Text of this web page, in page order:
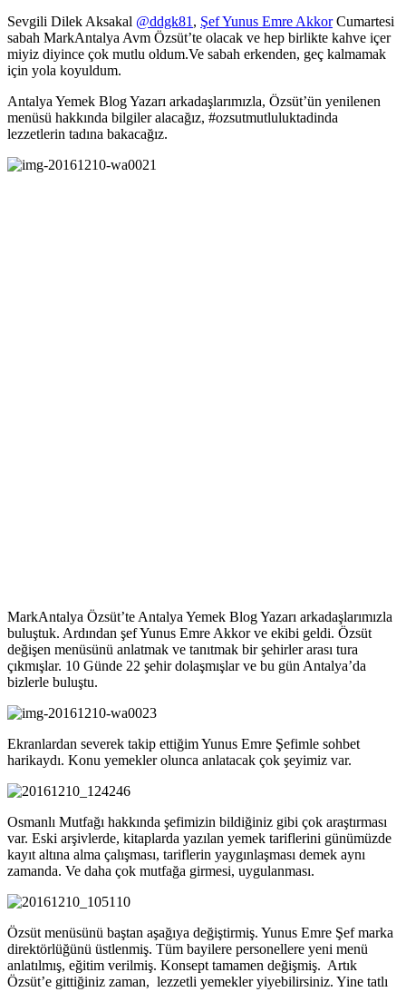
Sevgili Dilek Aksakal @ddgk81 , Şef Yunus Emre AkkorCumartesi
sabah MarkAntalya Avm Özsüt’te olacak ve hep birlikte kahve içer
miyiz diyince çok mutlu oldum.Ve sabah erkenden, geç kalmamak
için yola koyuldum.
Antalya Yemek Blog Yazarı arkadaşlarımızla, Özsüt’ün yenilenen
menüsü hakkında bilgiler alacağız, #ozsutmutluluktadinda
lezzetlerin tadına bakacağız.
MarkAntalya Özsüt’te Antalya Yemek Blog Yazarı arkadaşlarımızla
buluştuk. Ardından şef Yunus Emre Akkor ve ekibi geldi. Özsüt
değişen menüsünü anlatmak ve tanıtmak bir şehirler arası tura
çıkmışlar. 10 Günde 22 şehir dolaşmışlar ve bu gün Antalya’da
bizlerle buluştu.
Ekranlardan severek takip ettiğim Yunus Emre Şefimle sohbet
harikaydı. Konu yemekler olunca anlatacak çok şeyimiz var.
Osmanlı Mutfağı hakkında şefimizin bildiğiniz gibi çok araştırması
var. Eski arşivlerde, kitaplarda yazılan yemek tariflerini günümüzde
kayıt altına alma çalışması, tariflerin yaygınlaşması demek aynı
zamanda. Ve daha çok mutfağa girmesi, uygulanması.
Özsüt menüsünü baştan aşağıya değiştirmiş. Yunus Emre Şef marka
direktörlüğünü üstlenmiş. Tüm bayilere personellere yeni menü
anlatılmış, eğitim verilmiş. Konsept tamamen değişmiş. Artık
Özsüt’e gittiğiniz zaman, lezzetli yemekler yiyebilirsiniz. Yine tatlı